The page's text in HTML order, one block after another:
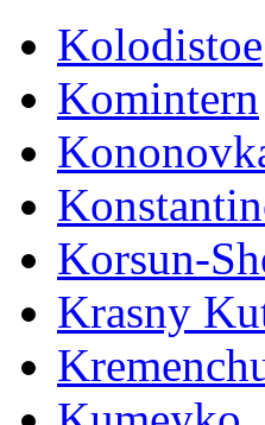
Kolodistoe
Komintern
Korsun-
Krasny